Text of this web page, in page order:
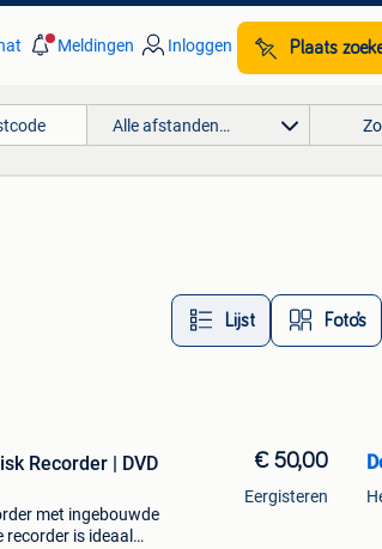
Meldingen Inloggen Plaats
Alle afstanden…
Lijst Foto’s
Recorder | DVD
met ingebouwde
recorder is ideaal
€ 50,00
Eergisteren